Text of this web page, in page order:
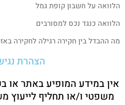
הלוואה על חשבון קופת גמל
הלוואה כנגד נכס למסורבים
מה ההבדל בין חקירה רגילה לחקירה
הצהרת
אין במידע המופיע באתר או
משפטי ו/או תחליף לייעוץ